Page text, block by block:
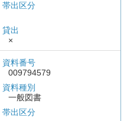
帯出区分
貸出
×
資料番号
009794579
資料種別
一般図書
帯出区分